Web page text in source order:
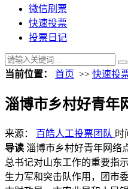
微信刷票
快速投票
投票日记
当前位置： 首页 >> 快速投
淄博市乡村好青年
来源： 百皓人工投票团队 时
导读 淄博市乡村好青年网络
总书记对山东工作的重要指
生力军和突击队作用，团市